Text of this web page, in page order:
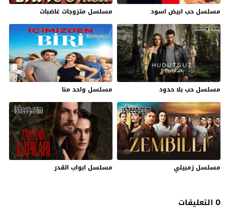
مسلسل حب ابيض اسود مسلسل متزوجات غاضبات
مسلسل حب بلا حدود مسلسل واحد منا
مسلسل زمبيلي مسلسل ابواب القدر
0 التعليقات